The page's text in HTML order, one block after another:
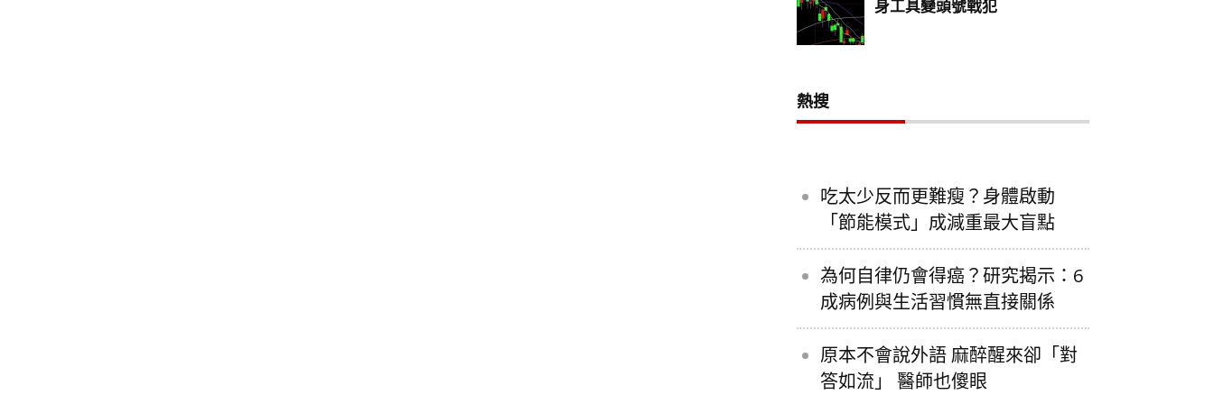
熱搜
吃太少反而更難瘦？身體啟動
「節能模式」成減重最大盲點
為何自律仍會得癌？研究揭示：6
成病例與生活習慣無直接關係
原本不會說外語 麻醉醒來卻「對
答如流」 醫師也傻眼